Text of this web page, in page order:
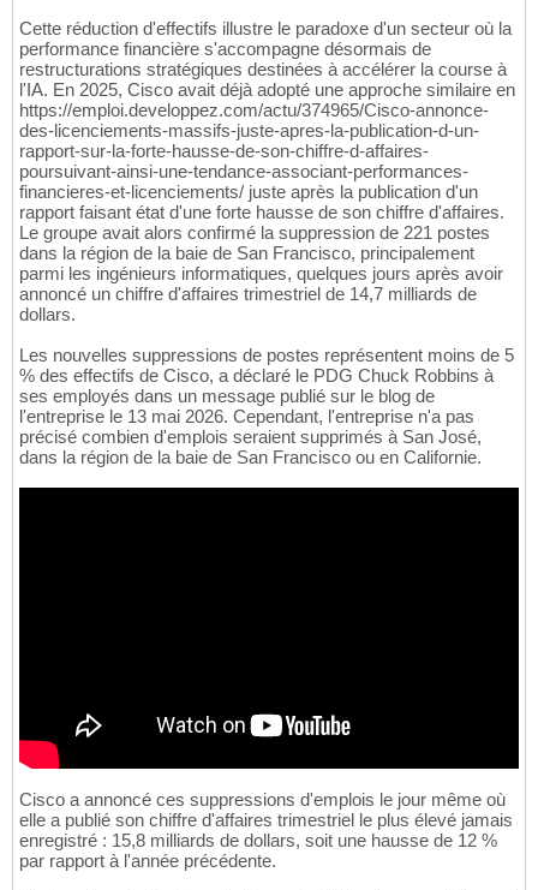
Cette réduction d'effectifs illustre le paradoxe d'un secteur où la
performance financière s'accompagne désormais de
restructurations stratégiques destinées à accélérer la course à
l'IA. En 2025, Cisco avait déjà adopté une approche similaire en
https://emploi.developpez.com/actu/374965/Cisco-annonce-
des-licenciements-massifs-juste-apres-la-publication-d-un-
rapport-sur-la-forte-hausse-de-son-chiffre-d-affaires-
poursuivant-ainsi-une-tendance-associant-performances-
financieres-et-licenciements/ juste après la publication d'un
rapport faisant état d'une forte hausse de son chiffre d'affaires.
Le groupe avait alors confirmé la suppression de 221 postes
dans la région de la baie de San Francisco, principalement
parmi les ingénieurs informatiques, quelques jours après avoir
annoncé un chiffre d'affaires trimestriel de 14,7 milliards de
dollars.
Les nouvelles suppressions de postes représentent moins de 5
% des effectifs de Cisco, a déclaré le PDG Chuck Robbins à
ses employés dans un message publié sur le blog de
l'entreprise le 13 mai 2026. Cependant, l'entreprise n'a pas
précisé combien d'emplois seraient supprimés à San José,
dans la région de la baie de San Francisco ou en Californie.
Cisco a annoncé ces suppressions d'emplois le jour même où
elle a publié son chiffre d'affaires trimestriel le plus élevé jamais
enregistré : 15,8 milliards de dollars, soit une hausse de 12 %
par rapport à l'année précédente.